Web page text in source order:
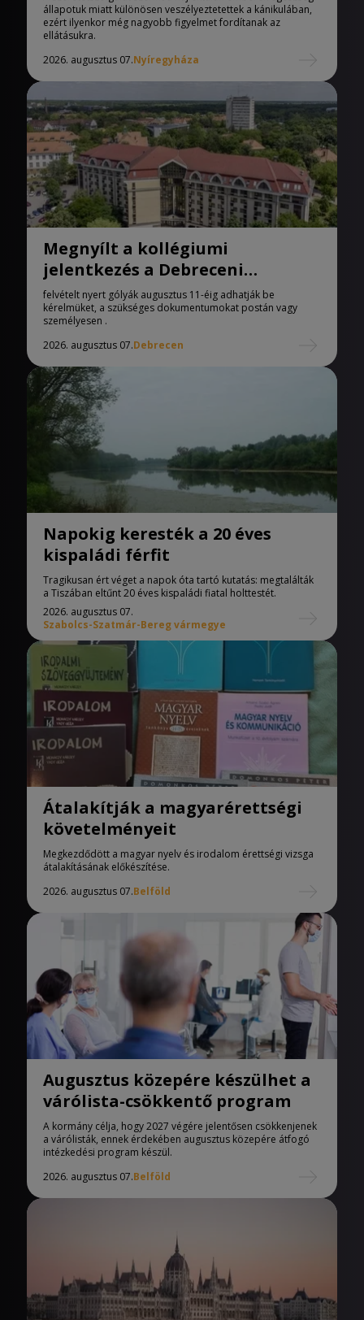
állapotuk miatt különösen veszélyeztetettek a kánikulában,
ezért ilyenkor még nagyobb figyelmet fordítanak az
ellátásukra.
2026. augusztus 07.Nyíregyháza
Megnyílt a kollégiumi
jelentkezés a Debreceni
Egyetemen
felvételt nyert gólyák augusztus 11-éig adhatják be
kérelmüket, a szükséges dokumentumokat postán vagy
személyesen .
2026. augusztus 07.Debrecen
Napokig keresték a 20 éves
kispaládi férfit
Tragikusan ért véget a napok óta tartó kutatás: megtalálták
a Tiszában eltűnt 20 éves kispaládi fiatal holttestét.
2026. augusztus 07.
Szabolcs-Szatmár-Bereg vármegye
Átalakítják a magyarérettségi
követelményeit
Megkezdődött a magyar nyelv és irodalom érettségi vizsga
átalakításának előkészítése.
2026. augusztus 07.Belföld
Augusztus közepére készülhet a
várólista-csökkentő program
A kormány célja, hogy 2027 végére jelentősen csökkenjenek
a várólisták, ennek érdekében augusztus közepére átfogó
intézkedési program készül.
2026. augusztus 07.Belföld